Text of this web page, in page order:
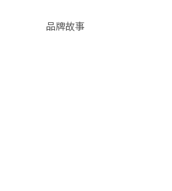
品牌故事